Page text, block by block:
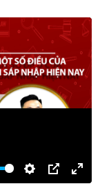
Settings
PIP